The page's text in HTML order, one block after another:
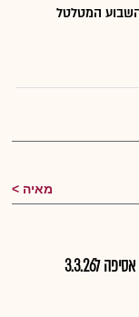
השבוע המטלטל
מאיה
ל3.3.26